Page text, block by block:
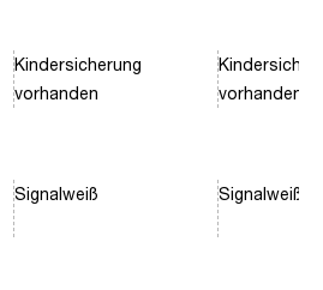
Kindersicherung
vorhanden
Signalweiß
vorhanden
Signalweiß,